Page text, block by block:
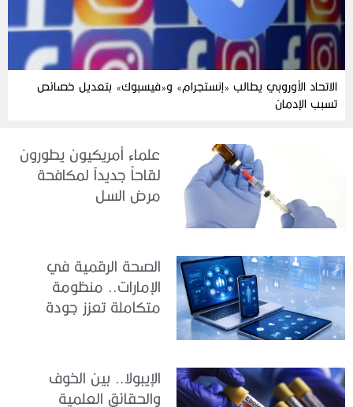
الاتحاد الأوروبي يطالب «إنستجرام» و«فيسبوك» بتعديل خصائص
تسبب الإدمان
علماء أمريكيون يطورون
لقاحاً جديداً لمكافحة
مرض السل
الصحة الرقمية في
الإمارات.. منظومة
متكاملة تعزز جودة
الإيبولا.. بين الخوف
والحقائق العلمية